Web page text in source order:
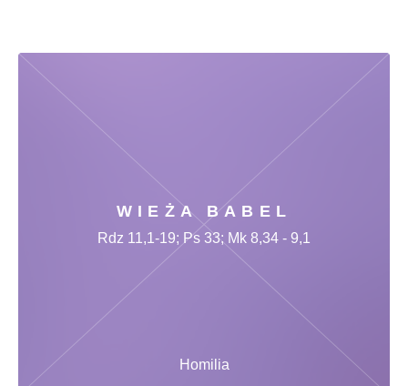
WIEŻA BABEL
Homilia
Rdz 11,1-19; Ps 33; Mk 8,34 - 9,1